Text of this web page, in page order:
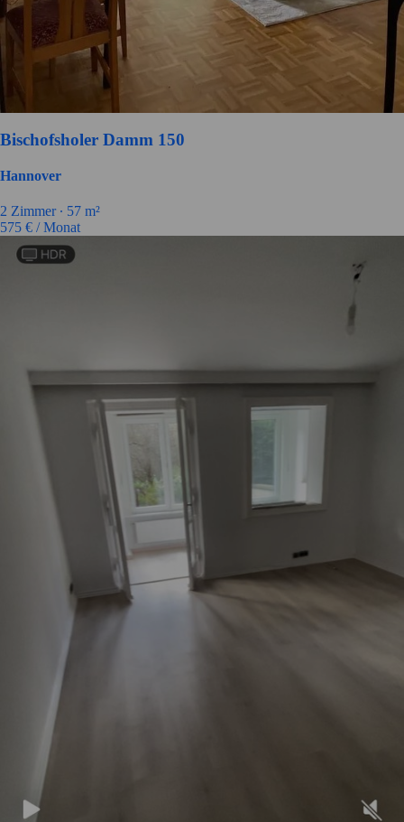
Bischofsholer Damm 150
Hannover
2 Zimmer ∙ 57 m²
575 € / Monat